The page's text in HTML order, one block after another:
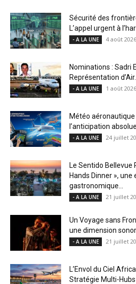
Sécurité des
L’appel urgent à
- A LA UNE 4 août 2026
Nominations : Sadri
Représentation d’Air...
- A LA UNE 1 août 2026
Météo aéronautique
l’anticipation
- A LA UNE 24 juillet
Le Sentido Bellevue
Hands Dinner », une
gastronomique...
- A LA UNE 21 juillet
Un Voyage sans
une dimension
- A LA UNE 21 juillet
L’Envol du Ciel
Stratégie Multi-Hubs